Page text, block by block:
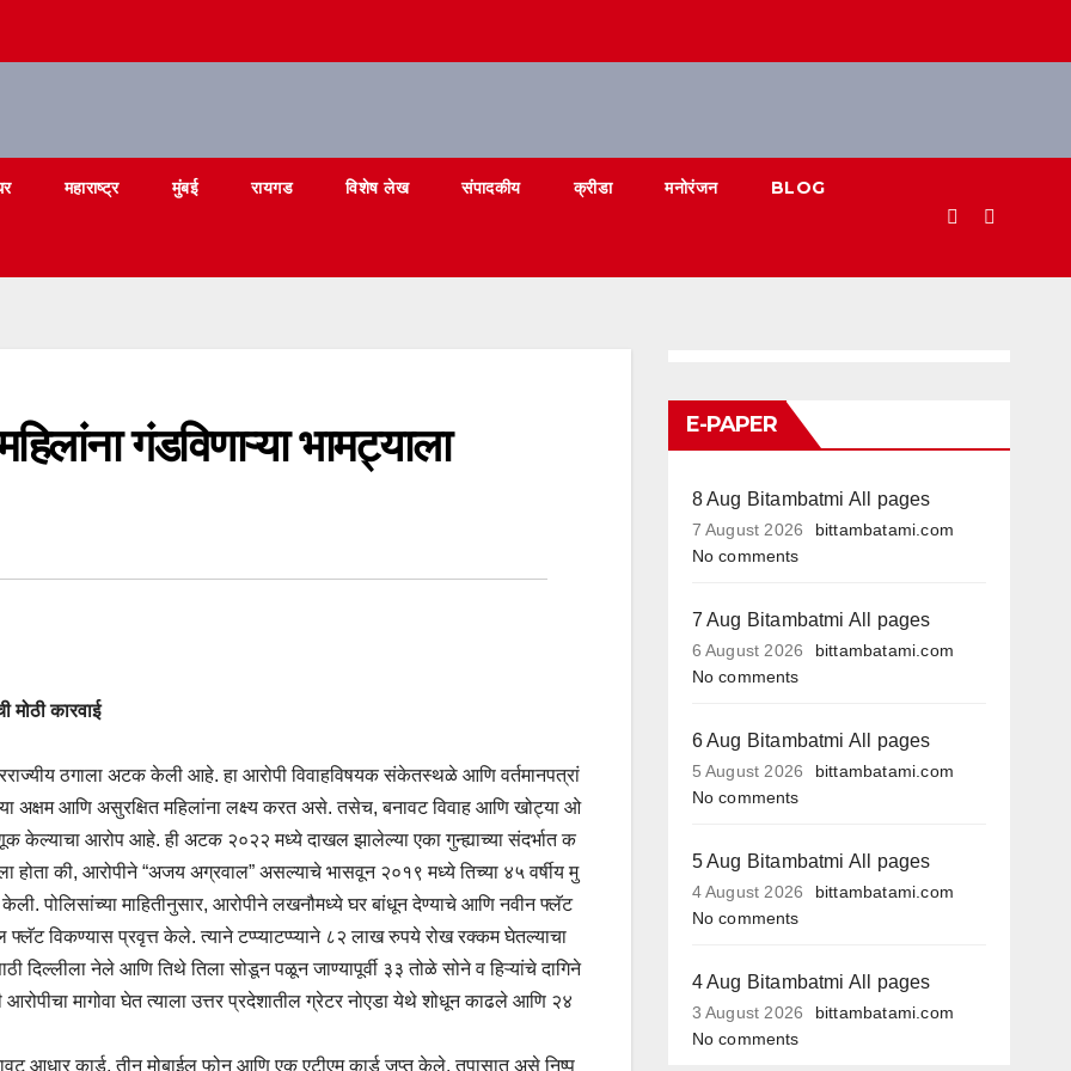
महाराष्ट्र मुंबई रायगड विशेष लेख संपादकीय क्रीडा मनोरंजन BLOG
गंडविणाऱ्या भामट्याला
मोठी कारवाई
ठगाला अटक केली आहे. हा आरोपी विवाहविषयक संकेतस्थळे आणि वर्तमानपत्रां
अक्षम आणि असुरक्षित महिलांना लक्ष्य करत असे. तसेच, बनावट विवाह आणि खोट्या ओ
केल्याचा आरोप आहे. ही अटक २०२२ मध्ये दाखल झालेल्या एका गुन्ह्याच्या संदर्भात क
की, आरोपीने “अजय अग्रवाल” असल्याचे भासवून २०१९ मध्ये तिच्या ४५ वर्षीय मु
पोलिसांच्या माहितीनुसार, आरोपीने लखनौमध्ये घर बांधून देण्याचे आणि नवीन फ्लॅट
विकण्यास प्रवृत्त केले. त्याने टप्प्याटप्प्याने ८२ लाख रुपये रोख रक्कम घेतल्याचा
नेले आणि तिथे तिला सोडून पळून जाण्यापूर्वी ३३ तोळे सोने व हिऱ्यांचे दागिने
मागोवा घेत त्याला उत्तर प्रदेशातील ग्रेटर नोएडा येथे शोधून काढले आणि २४
आधार कार्ड, तीन मोबाईल फोन आणि एक एटीएम कार्ड जप्त केले. तपासात असे निष्प
E-PAPER
8 Aug Bitambatmi All pages
7 August 2026
bittambatami.com
No comments
7 Aug Bitambatmi All pages
6 August 2026
bittambatami.com
No comments
6 Aug Bitambatmi All pages
5 August 2026
bittambatami.com
No comments
5 Aug Bitambatmi All pages
4 August 2026
bittambatami.com
No comments
4 Aug Bitambatmi All pages
3 August 2026
bittambatami.com
No comments